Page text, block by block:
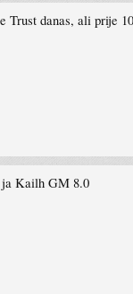
Trust danas, ali prije
Kailh GM 8.0